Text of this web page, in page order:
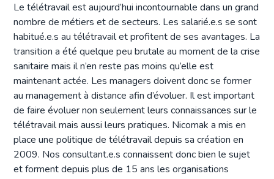
Le télétravail est aujourd’hui incontournable dans un grand
nombre de métiers et de secteurs. Les salarié.e.s se sont
habitué.e.s au télétravail et profitent de ses avantages. La
transition a été quelque peu brutale au moment de la crise
sanitaire mais il n’en reste pas moins qu’elle est
maintenant actée. Les managers doivent donc se former
au management à distance afin d’évoluer. Il est important
de faire évoluer non seulement leurs connaissances sur le
télétravail mais aussi leurs pratiques. Nicomak a mis en
place une politique de télétravail depuis sa création en
2009. Nos consultant.e.s connaissent donc bien le sujet
et forment depuis plus de 15 ans les organisations